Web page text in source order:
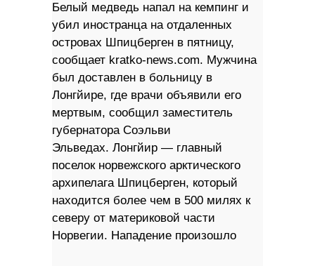
Белый медведь напал на кемпинг и
убил иностранца на отдаленных
островах Шпицберген в пятницу,
сообщает kratko-news.com. Мужчина
был доставлен в больницу в
Лонгйире, где врачи объявили его
мертвым, сообщил заместитель
губернатора Соэльви
Эльведах. Лонгйир — главный
поселок норвежского арктического
архипелага Шпицберген, который
находится более чем в 500 милях к
северу от материковой части
Норвегии. Нападение произошло